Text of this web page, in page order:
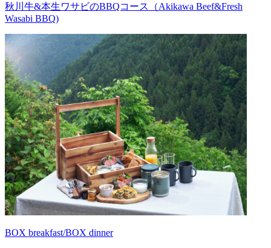
秋川牛&本生ワサビのBBQコース（Akikawa Beef&Fresh
Wasabi BBQ)
BOX breakfast/BOX dinner